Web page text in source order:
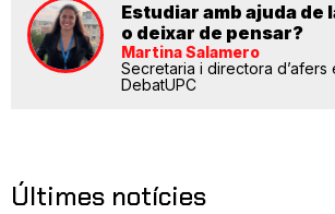
Estudiar amb ajuda de
o deixar de pensar?
Martina Salamero
Secretaria i directora d’afers
DebatUPC
Últimes notícies